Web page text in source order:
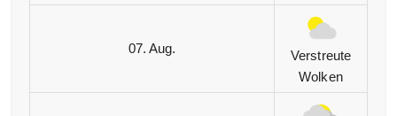
07. Aug.
Verstreute
Wolken